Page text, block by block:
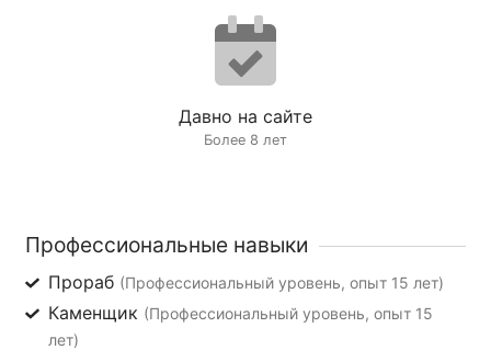
Давно на сайте
Более 8 лет
Профессиональные навыки
Прораб (Профессиональный уровень, опыт 15 лет)
Каменщик (Профессиональный уровень, опыт 15
лет)